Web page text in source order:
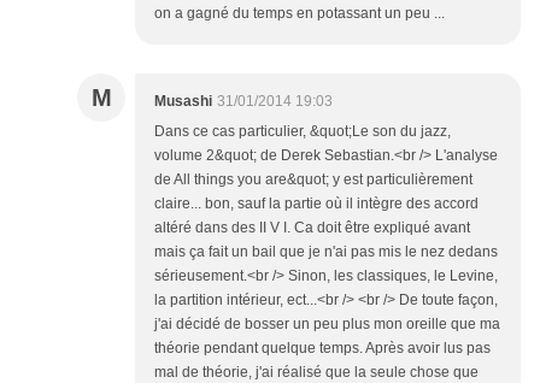
on a gagné du temps en potassant un peu ...
M Musashi 31/01/2014 19:03
Dans ce cas particulier, &quot;Le son du jazz,
volume 2&quot; de Derek Sebastian.<br /> L'analyse
de All things you are&quot; y est particulièrement
claire... bon, sauf la partie où il intègre des accord
altéré dans des II V I. Ca doit être expliqué avant
mais ça fait un bail que je n'ai pas mis le nez dedans
sérieusement.<br /> Sinon, les classiques, le Levine,
la partition intérieur, ect...<br /> <br /> De toute façon,
j'ai décidé de bosser un peu plus mon oreille que ma
théorie pendant quelque temps. Après avoir lus pas
mal de théorie, j'ai réalisé que la seule chose que